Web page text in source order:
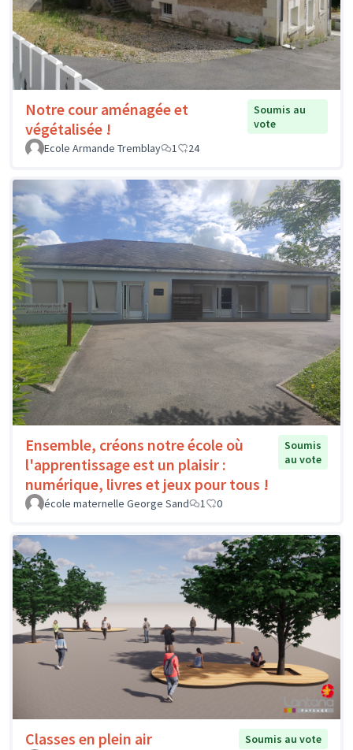
Notre cour aménagée et
végétalisée !
Soumis au
vote
Ecole Armande Tremblay
1 24
Ensemble, créons notre école où
l'apprentissage est un plaisir :
numérique, livres et jeux pour tous !
Soumis
au vote
école maternelle George Sand 1 0
Classes en plein air
Soumis au vote